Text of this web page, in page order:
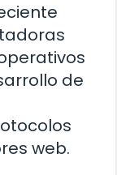
de
web.